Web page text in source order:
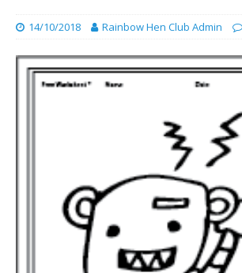
14/10/2018 Rainbow Hen Club Admin